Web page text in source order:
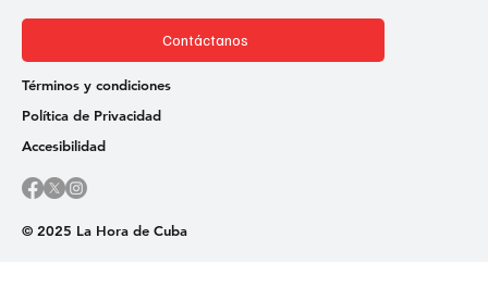
© 2025 La Hora de Cuba
Contáctanos
Términos y condiciones
Política de Privacidad
Accesibilidad